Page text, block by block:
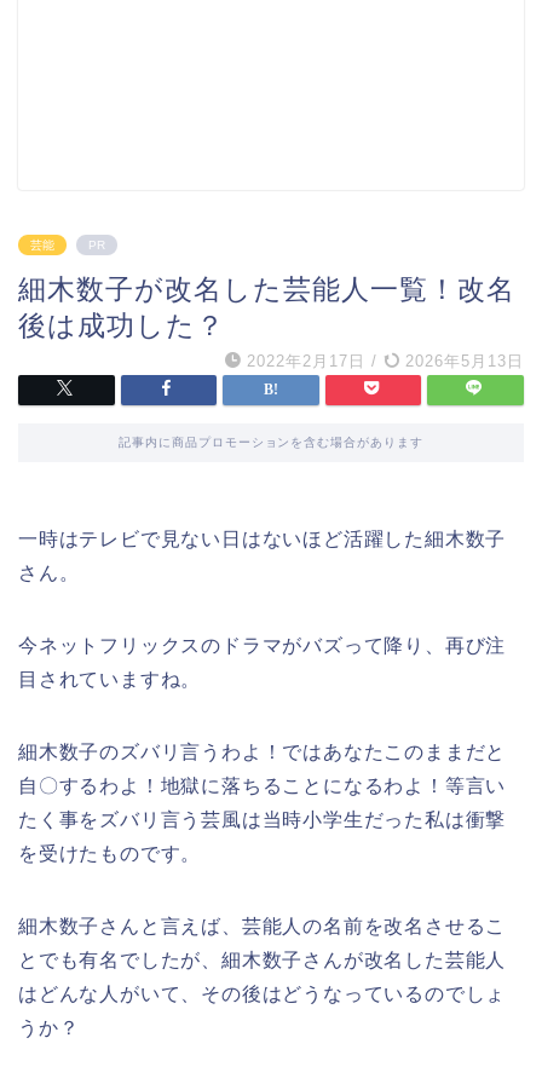
芸能 PR
細木数子が改名した芸能人一覧！改名
後は成功した？
2022年2月17日 / 2026年5月13日
記事内に商品プロモーションを含む場合があります
一時はテレビで見ない日はないほど活躍した細木数子
さん。
今ネットフリックスのドラマがバズって降り、再び注
目されていますね。
細木数子のズバリ言うわよ！ではあなたこのままだと
自〇するわよ！地獄に落ちることになるわよ！等言い
たく事をズバリ言う芸風は当時小学生だった私は衝撃
を受けたものです。
細木数子さんと言えば、芸能人の名前を改名させるこ
とでも有名でしたが、細木数子さんが改名した芸能人
はどんな人がいて、その後はどうなっているのでしょ
うか？